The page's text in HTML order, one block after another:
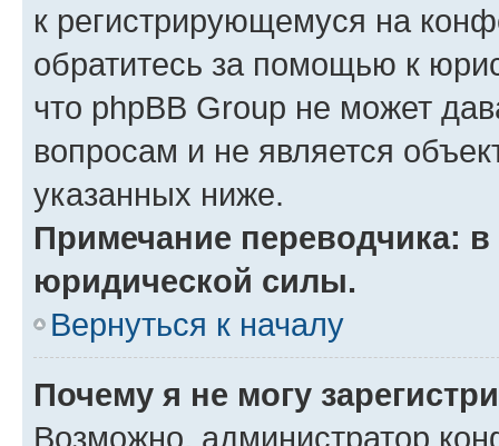
к регистрирующемуся на
обратитесь за помощью к
что phpBB Group не может
вопросам и не является
указанных ниже.
Примечание переводчика:
юридической силы.
Вернуться к началу
Почему я не могу
Возможно, администратор